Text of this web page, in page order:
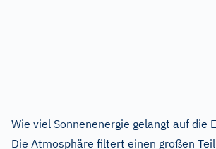
Wie viel Sonnenenergie gelangt auf die
Die Atmosphäre filtert einen großen